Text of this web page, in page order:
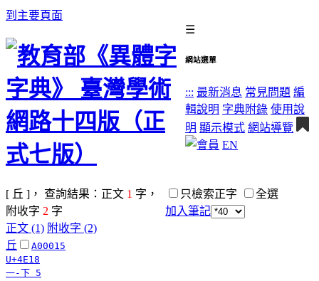
到主要頁面
☰
網站選單
::: 最新消息 常見問題 編
輯說明 字典附錄 使用說
明 顯示模式 網站導覽
EN
[ 丘 ]， 查詢結果：正文 1 字，
附收字 2 字
只檢索正字
全選
加入筆記
正文 (1) 附收字 (2)
丘
A00015
U+4E18
一-下 5